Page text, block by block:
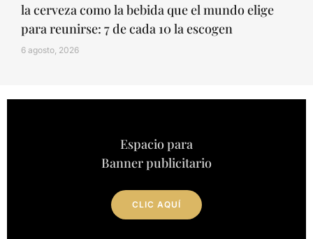
la cerveza como la bebida que el mundo elige
para reunirse: 7 de cada 10 la escogen
6 agosto, 2026
Espacio para
Banner publicitario
CLIC AQUÍ